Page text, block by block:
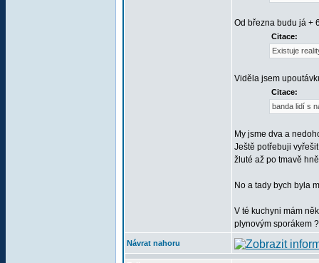
Od března budu já +
Citace:
Existuje
Viděla jsem
Citace:
banda lidí s
My jsme dva a
Ještě potřebuji
žluté až po tmavě
No a tady bych byla
V té kuchyni mám
plynovým sporákem
Návrat nahoru